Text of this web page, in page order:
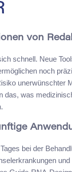
von
schnell. Neue
noch
unerwünschter
das, was
bei der